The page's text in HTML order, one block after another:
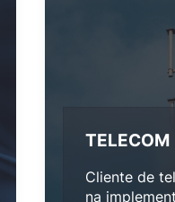
TELECOM
Cliente de
na